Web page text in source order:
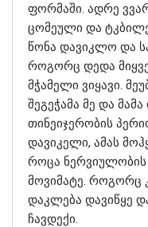
ფორმაში. ადრე
ცომეული და
წონა დავიკლო და
როგორც დედა
მჭამელი ვიყავი.
შეგეჭამა მე და
თინეიჯერობის
დავიკელი, ამას
როცა ნერვიულობის
მოვიმატე. როგორც
დაკლება დავიწყე
ჩავდექი.